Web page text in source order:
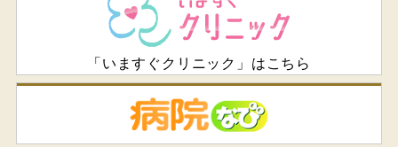
「いますぐクリニック」はこちら